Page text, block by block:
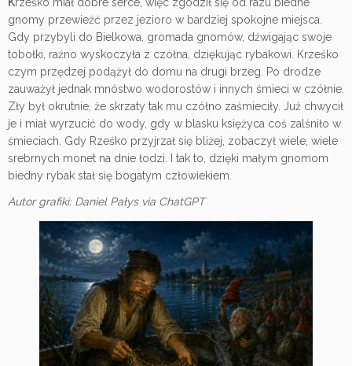
gnomy przewieźć przez jezioro w bardziej spokojne miejsca.
Gdy przybyli do Bielkowa, gromada gnomów, dźwigając swoje
tobołki, raźno wyskoczyła z czółna, dziękując rybakowi. Krześko
czym przędzej podążył do domu na drugi brzeg. Po drodze
zauważył jednak mnóstwo wodorostów i innych śmieci w czółnie.
Zły był okrutnie, że skrzaty tak mu czółno zaśmieciły. Już chwycił
je i miał wyrzucić do wody, gdy w blasku księżyca coś zalśniło w
śmieciach. Gdy Rześko przyjrzał się bliżej, zobaczył wiele, wiele
srebrnych monet na dnie łodzi. I tak to, dzięki małym gnomom
biedny rybak stał się bogatym człowiekiem.
Autor grafiki: Daniel Pałys via ChatGPT